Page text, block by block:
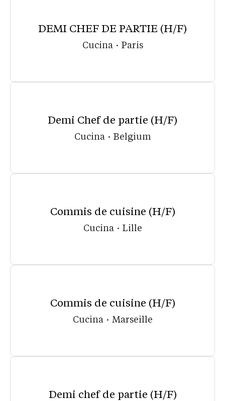
DEMI CHEF DE PARTIE (H/F)
Cucina · Paris
Demi Chef de partie (H/F)
Cucina · Belgium
Commis de cuisine (H/F)
Cucina · Lille
Commis de cuisine (H/F)
Cucina · Marseille
Demi chef de partie (H/F)